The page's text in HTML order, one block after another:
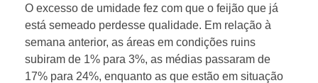
m
p
O excesso de umidade fez com que o feijão que já
está semeado perdesse qualidade. Em relação à
semana anterior, as áreas em condições ruins
subiram de 1% para 3%, as médias passaram de
17% para 24%, enquanto as que estão em situação